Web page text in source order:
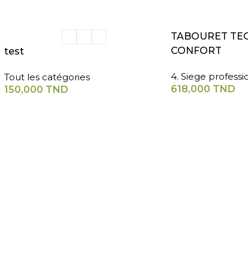
test
Tout les catégories
150,000 TND
AJOUTER AU
TABOURET
CONFORT
4. Siege
618,000 TND